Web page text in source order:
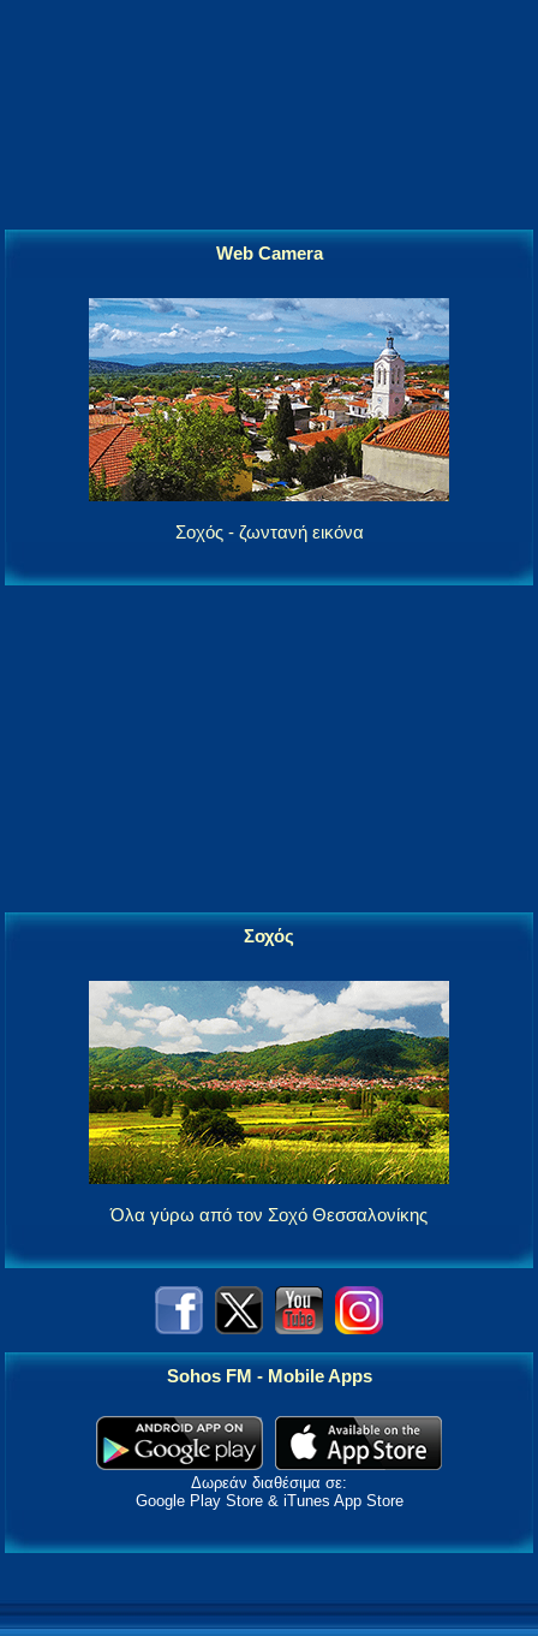
Web Camera
Σοχός - ζωντανή εικόνα
Σοχός
Όλα γύρω από τον Σοχό Θεσσαλονίκης
Sohos FM - Mobile Apps
Δωρεάν διαθέσιμα σε:
Google Play Store & iTunes App Store